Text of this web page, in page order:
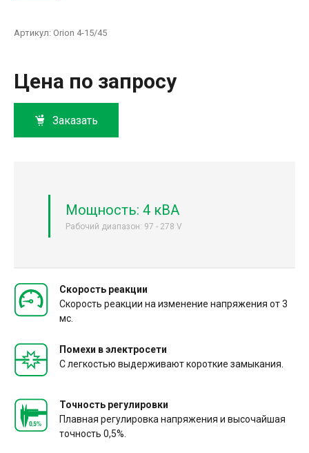
Артикул: Orion 4-15/45
Цена по запросу
Заказать
Мощность: 4 кВА
Рабочий диапазон: 97 - 278 V
Скорость реакции
Скорость реакции на изменение напряжения от 3
мс.
Помехи в электросети
С легкостью выдерживают короткие замыкания.
Точность регулировки
Плавная регулировка напряжения и высочайшая
точность 0,5%.